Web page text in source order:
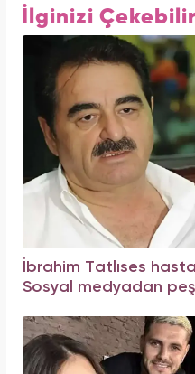
İlginizi Çekebilir
İbrahim Tatlıses
Sosyal medyadan